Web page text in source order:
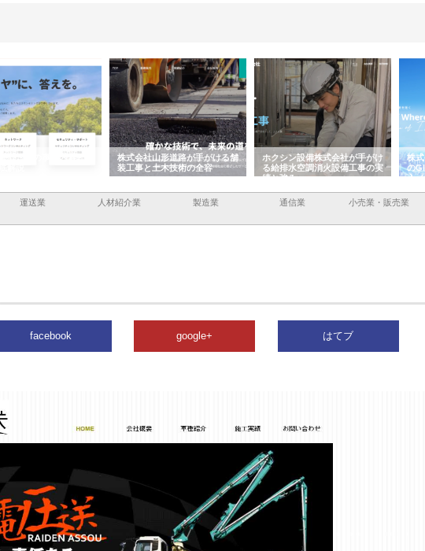
株式会社山形道路が手がける舗
ホクシン設備株式会社が手がけ
る給排水空調消火設備工事の実
績と強み
株式会社東京シー・エム・シー
のGISインフラ管理システム導
入メリット
運送業 人材紹介業 製造業 通信業 小売業・販売業
facebook google+ はてブ